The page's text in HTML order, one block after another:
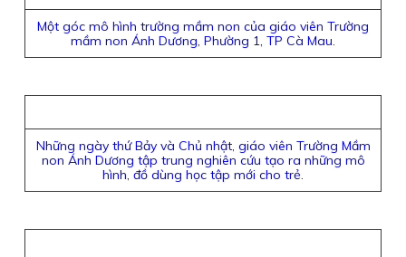
Một góc mô hình trường mầm non của giáo viên Trường
mầm non Ánh Dương, Phường 1, TP Cà Mau.
Những ngày thứ Bảy và Chủ nhật, giáo viên Trường Mầm
non Ánh Dương tập trung nghiên cứu tạo ra những mô
hình, đồ dùng học tập mới cho trẻ.